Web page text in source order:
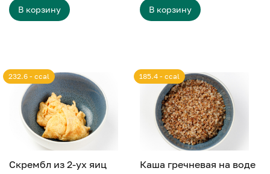
В корзину В корзину
Скрембл из 2-ух яиц
232.6 - ccal
Каша гречневая на воде
185.4 - ccal